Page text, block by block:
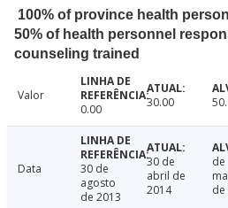
100% of province health
50% of health personnel
counseling trained
Valor
0.00
30.00
Data
30 de
agosto
de 2013
30 de
abril de
2014
de
de